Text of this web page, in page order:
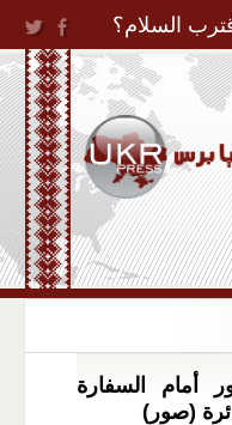
السلام؟
أمام السفارة
(صور)